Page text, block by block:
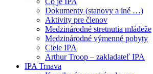
Dokumenty (stanovy a iné …)
Aktivity pre členov
Medzinárodné stretnutia mládeže
Medzinárodné výmenné pobyty
Ciele IPA
Arthur Troop – zakladateľ IPA
IPA Trnava